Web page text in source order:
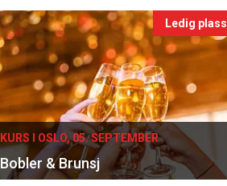
Ledig plass
KURS I OSLO, 05. SEPTEMBER
Bobler & Brunsj